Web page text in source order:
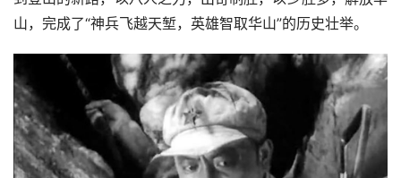
山，完成了“神兵飞越天堑，英雄智取华山”的历史壮举。